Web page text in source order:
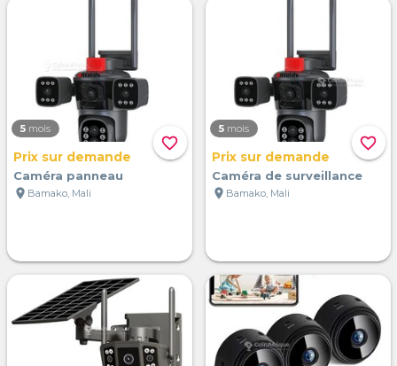
favorite_border
5 mois
Prix sur demande
Caméra panneau
location_on Bamako, Mali
favorite_border
5 mois
Prix sur demande
Caméra de surveillance
location_on Bamako, Mali